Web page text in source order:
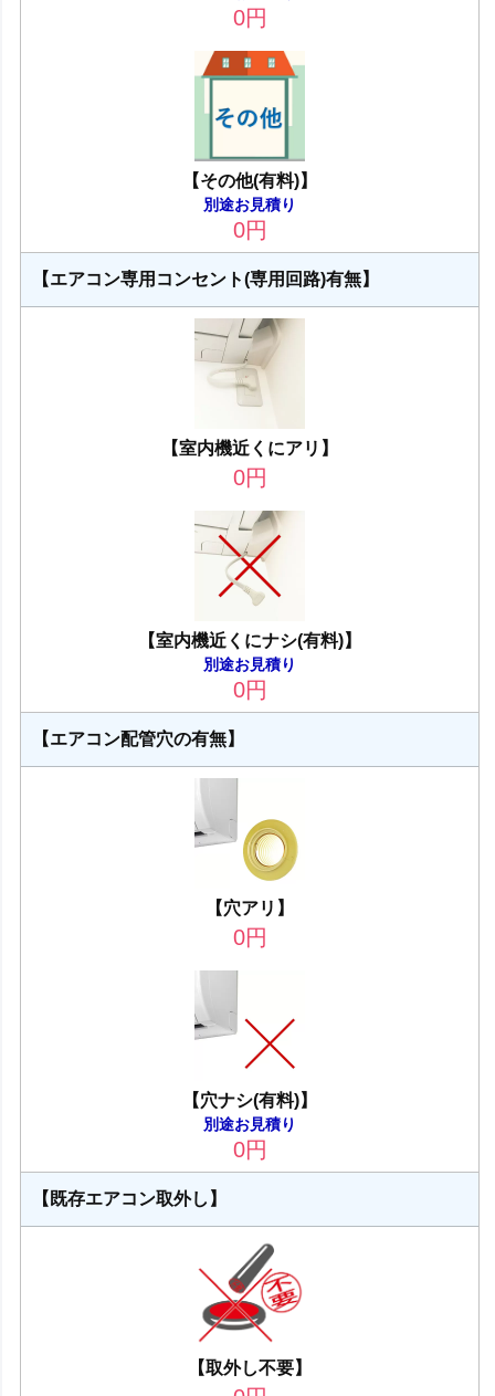
0円
【その他(有料)】
別途お見積り
0円
【エアコン専用コンセント(専用回路)有無】
【室内機近くにアリ】
0円
【室内機近くにナシ(有料)】
別途お見積り
0円
【エアコン配管穴の有無】
【穴アリ】
0円
【穴ナシ(有料)】
別途お見積り
0円
【既存エアコン取外し】
【取外し不要】